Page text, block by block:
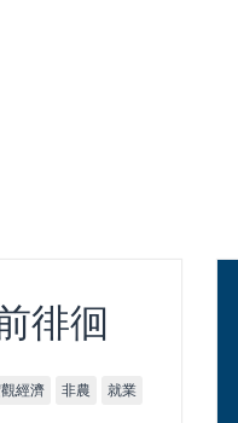
徘徊
經濟 非農 就業